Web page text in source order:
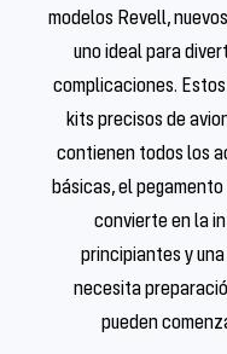
modelos Revell,
uno ideal para
complicaciones.
kits precisos de
contienen todos los
básicas, el
convierte en la
principiantes y
necesita
pueden